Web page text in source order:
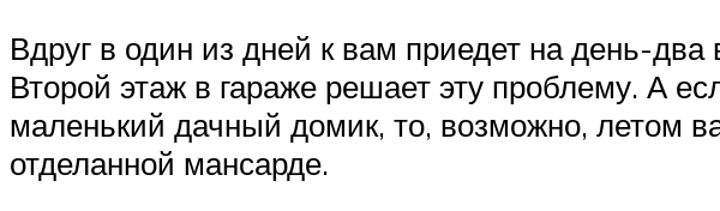
Вдруг в один из дней к вам приедет на день-
Второй этаж в гараже решает эту проблему. А
маленький дачный домик, то, возможно, летом
отделанной мансарде.